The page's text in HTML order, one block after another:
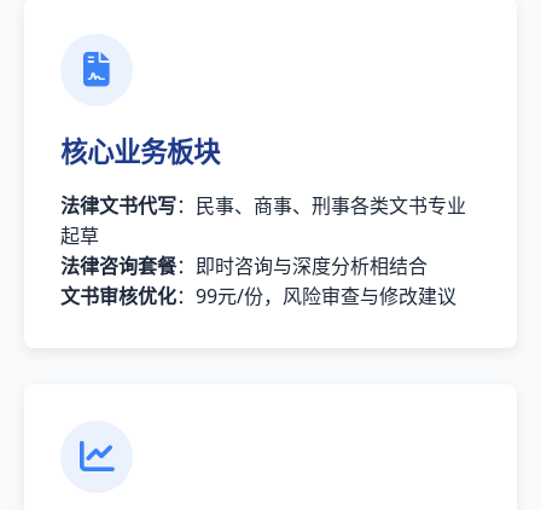
核心业务板块
法律文书代写：民事、商事、刑事各类文书专业
起草
法律咨询套餐：即时咨询与深度分析相结合
文书审核优化：99元/份，风险审查与修改建议